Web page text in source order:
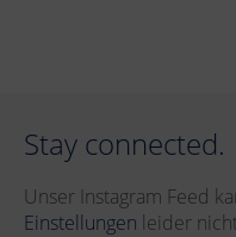
Stay connected.
Unser Instagram Feed
Einstellungen leider